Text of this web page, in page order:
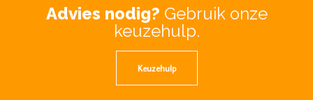
Advies nodig? Gebruik onze
keuzehulp.
Keuzehulp